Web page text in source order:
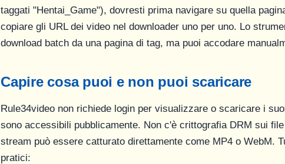
taggati "Hentai_Game"), dovresti prima navigare su quella
copiare gli URL dei video nel downloader uno per uno. Lo
download batch da una pagina di tag, ma puoi accodare
Capire cosa puoi e non puoi scaricare
Rule34video non richiede login per visualizzare o scaricare i
sono accessibili pubblicamente. Non c'è crittografia DRM sui
stream può essere catturato direttamente come MP4 o WebM.
pratici: